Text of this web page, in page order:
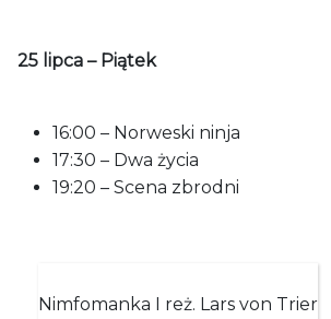
25 lipca – Piątek
16:00 – Norweski ninja
17:30 – Dwa życia
19:20 – Scena zbrodni
Nimfomanka I reż. Lars von Trier